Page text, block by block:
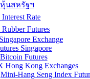
นสหรัฐฯ
Rate
Futures
Exchange
Singapore
Futures
Hong Kong Exchanges
Mini-Hang Seng Index